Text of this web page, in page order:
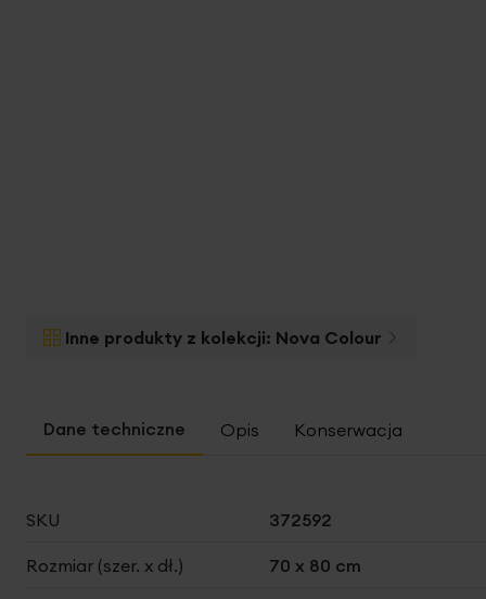
Inne produkty z kolekcji: Nova Colour
Opis Konserwacja
Więcej
SKU 372592
Rozmiar (szer. x dł.) 70 x 80 cm